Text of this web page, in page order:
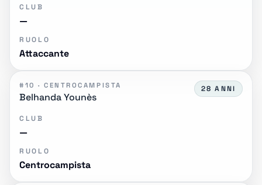
CLUB
—
RUOLO
Attaccante
#10 · CENTROCAMPISTA
Belhanda Younès
28 ANNI
CLUB
—
RUOLO
Centrocampista